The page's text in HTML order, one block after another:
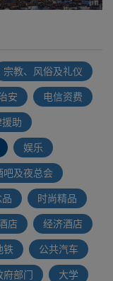
宗教、风俗及礼仪
安 电信资费
助
娱乐
吧及夜总会
时尚精品
店 经济酒店
铁 公共汽车
府部门 大学